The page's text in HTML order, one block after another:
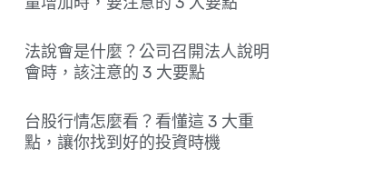
法說會是什麼？公司召開法人說明
會時，該注意的 3 大要點
台股行情怎麼看？看懂這 3 大重
點，讓你找到好的投資時機